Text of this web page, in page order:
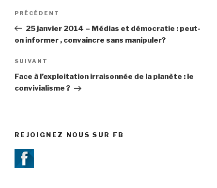
Navigation
l’article
Article
précédent
PRÉCÉDENT
25 janvier 2014 – Médias et démocratie : peut-
on informer , convaincre sans manipuler?
Article
suivant
SUIVANT
Face à l’exploitation irraisonnée de la planète : le
convivialisme ?
REJOIGNEZ NOUS SUR FB